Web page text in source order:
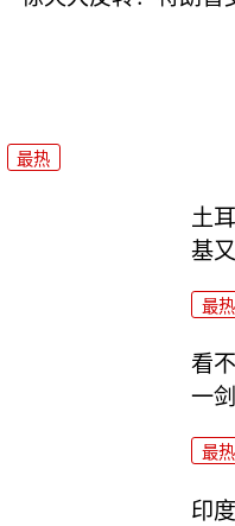
最热
土
基
最热
看
一
最热
印